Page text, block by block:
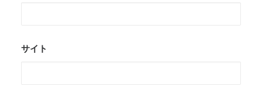
サイト